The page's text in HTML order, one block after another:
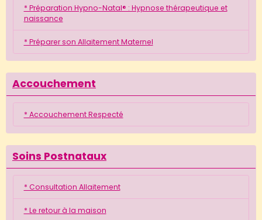
* Préparation Hypno-Natal® : Hypnose thérapeutique et
naissance
* Préparer son Allaitement Maternel
Accouchement
* Accouchement Respecté
Soins Postnataux
* Consultation Allaitement
* Le retour à la maison